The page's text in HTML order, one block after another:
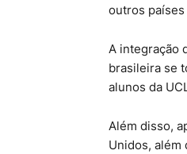
outros
A integração
brasileira se
alunos da
Além disso,
Unidos, além